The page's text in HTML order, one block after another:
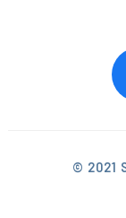
© 2021